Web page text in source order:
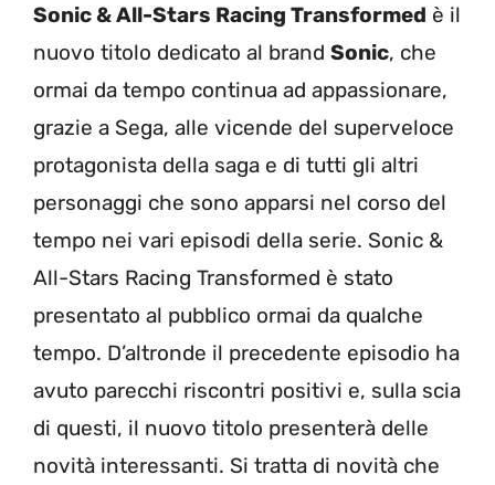
Sonic & All-Stars Racing Transformed è il
nuovo titolo dedicato al brand Sonic, che
ormai da tempo continua ad appassionare,
grazie a Sega, alle vicende del superveloce
protagonista della saga e di tutti gli altri
personaggi che sono apparsi nel corso del
tempo nei vari episodi della serie. Sonic &
All-Stars Racing Transformed è stato
presentato al pubblico ormai da qualche
tempo. D’altronde il precedente episodio ha
avuto parecchi riscontri positivi e, sulla scia
di questi, il nuovo titolo presenterà delle
novità interessanti. Si tratta di novità che